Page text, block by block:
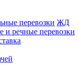
перевозки ЖД
и речные перевозки